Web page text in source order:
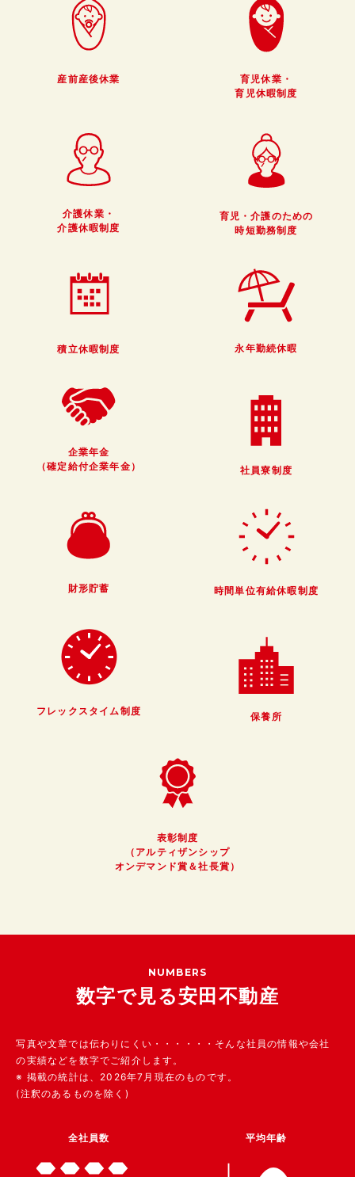
らよりマイページへのご登録をお願い
いたします。
産前産後休業
育児休業・
育児休暇制度
介護休業・
介護休暇制度
育児・介護のための
時短勤務制度
積立休暇制度 永年勤続休暇
企業年金
（確定給付企業年金）
社員寮制度
財形貯蓄 時間単位有給休暇制度
フレックスタイム制度 保養所
表彰制度
（アルティザンシップ
オンデマンド賞＆社長賞）
NUMBERS
数字で見る安田不動産
写真や文章では伝わりにくい・・・・・・そんな社員の情報や会社
の実績などを数字でご紹介します。
※ 掲載の統計は、2026年7月現在のものです。
(注釈のあるものを除く)
全社員数 平均年齢